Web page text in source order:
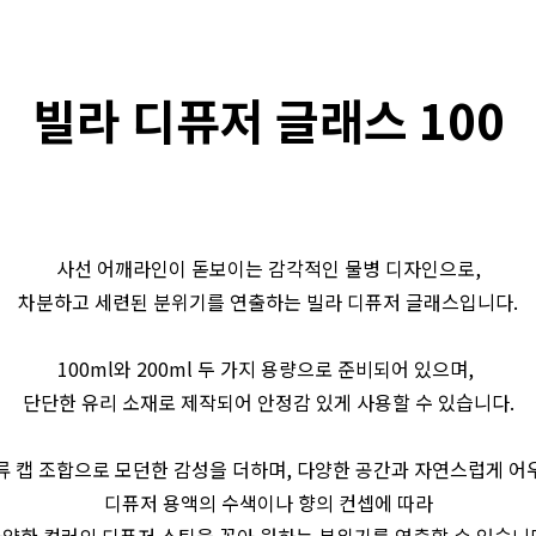
빌라 디퓨저 글래스 100
사선 어깨라인이 돋보이는 감각적인 물병 디자인으로,
차분하고 세련된 분위기를 연출하는 빌라 디퓨저 글래스입니다.
100ml와 200ml 두 가지 용량으로 준비되어 있으며,
단단한 유리 소재로 제작되어 안정감 있게 사용할 수 있습니다.
캡 조합으로 모던한 감성을 더하며, 다양한 공간과 자연스럽게 어
디퓨저 용액의 수색이나 향의 컨셉에 따라